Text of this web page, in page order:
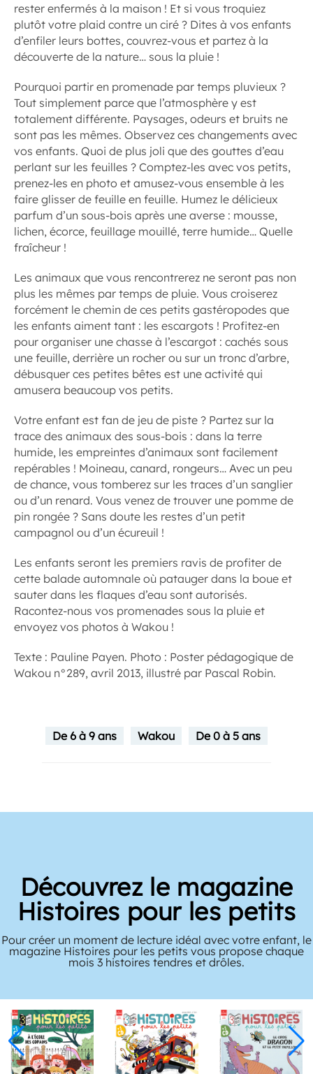
rester enfermés à la maison ! Et si vous troquiez
plutôt votre plaid contre un ciré ? Dites à vos enfants
d’enfiler leurs bottes, couvrez-vous et partez à la
découverte de la nature… sous la pluie !
Pourquoi partir en promenade par temps pluvieux ?
Tout simplement parce que l’atmosphère y est
totalement différente. Paysages, odeurs et bruits ne
sont pas les mêmes. Observez ces changements avec
vos enfants. Quoi de plus joli que des gouttes d’eau
perlant sur les feuilles ? Comptez-les avec vos petits,
prenez-les en photo et amusez-vous ensemble à les
faire glisser de feuille en feuille. Humez le délicieux
parfum d’un sous-bois après une averse : mousse,
lichen, écorce, feuillage mouillé, terre humide… Quelle
fraîcheur !
Les animaux que vous rencontrerez ne seront pas non
plus les mêmes par temps de pluie. Vous croiserez
forcément le chemin de ces petits gastéropodes que
les enfants aiment tant : les escargots ! Profitez-en
pour organiser une chasse à l’escargot : cachés sous
une feuille, derrière un rocher ou sur un tronc d’arbre,
débusquer ces petites bêtes est une activité qui
amusera beaucoup vos petits.
Votre enfant est fan de jeu de piste ? Partez sur la
trace des animaux des sous-bois : dans la terre
humide, les empreintes d’animaux sont facilement
repérables ! Moineau, canard, rongeurs… Avec un peu
de chance, vous tomberez sur les traces d’un sanglier
ou d’un renard. Vous venez de trouver une pomme de
pin rongée ? Sans doute les restes d’un petit
campagnol ou d’un écureuil !
Les enfants seront les premiers ravis de profiter de
cette balade automnale où patauger dans la boue et
sauter dans les flaques d’eau sont autorisés.
Racontez-nous vos promenades sous la pluie et
envoyez vos photos à Wakou !
Texte : Pauline Payen. Photo : Poster pédagogique de
Wakou n°289, avril 2013, illustré par Pascal Robin.
De 6 à 9 ans Wakou De 0 à 5 ans
Découvrez le magazine
Histoires pour les petits
Pour créer un moment de lecture idéal avec votre enfant, le
magazine Histoires pour les petits vous propose chaque
mois 3 histoires tendres et drôles.